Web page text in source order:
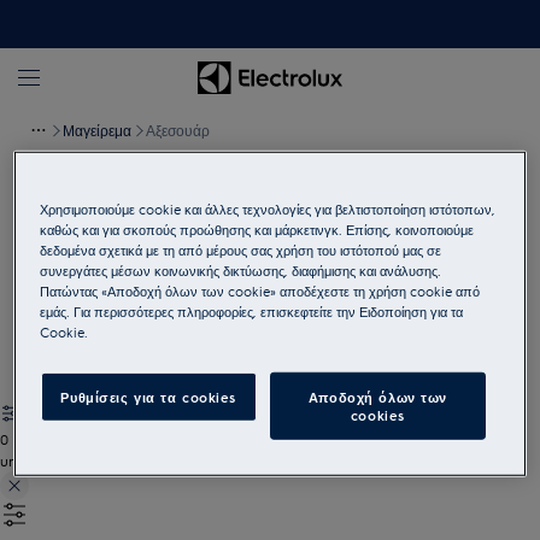
Μαγείρεμα Αξεσουάρ
Εξαρτήματα μαγειρέματος
Προχωρήστε τη μαγειρική σας στο επόμενο επίπεδο με τα
κατάλληλα μαγειρικά σκεύη και εξαρτήματα.
Εμφάνιση όλων των εξαρτημάτων μαγειρέματος
0
undefined
Χρησιμοποιούμε cookie και άλλες τεχνολογίες για βελτιστοποίηση ιστότοπων,
καθώς και για σκοπούς προώθησης και μάρκετινγκ. Επίσης, κοινοποιούμε
δεδομένα σχετικά με τη από μέρους σας χρήση του ιστότοπού μας σε
συνεργάτες μέσων κοινωνικής δικτύωσης, διαφήμισης και ανάλυσης.
Πατώντας «Αποδοχή όλων των cookie» αποδέχεστε τη χρήση cookie από
εμάς. Για περισσότερες πληροφορίες, επισκεφτείτε την Ειδοποίηση για τα
Cookie.
Ρυθμίσεις για τα cookies
Αποδοχή όλων των
cookies